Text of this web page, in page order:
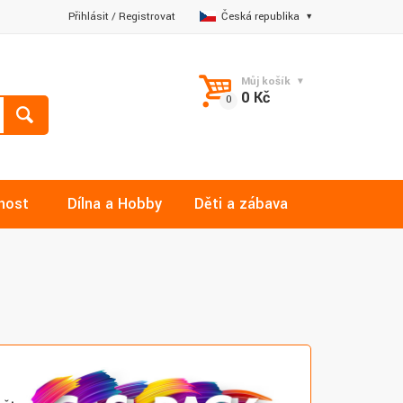
Česká republika
Přihlásit/Registrovat
Můj košík
0 Kč
Dílna a Hobby Děti a zábava